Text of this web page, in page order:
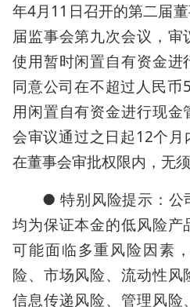
年4月11日召开的第二届
届监事会第九次会议，
使用暂时闲置自有资金进
同意公司在不超过人民币
用闲置自有资金进行现
会审议通过之日起12个
在董事会审批权限内，无
● 特别风险提示：公
均为保证本金的低风险产
可能面临多重风险因素
险、市场风险、流动性风
信息传递风险、管理风险